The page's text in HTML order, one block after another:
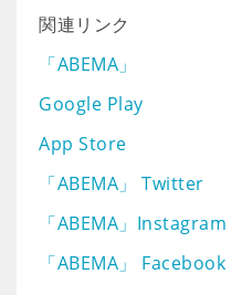
関連リンク
「ABEMA」
Google Play
App Store
「ABEMA」 Twitter
「ABEMA」Instagram
「ABEMA」 Facebook